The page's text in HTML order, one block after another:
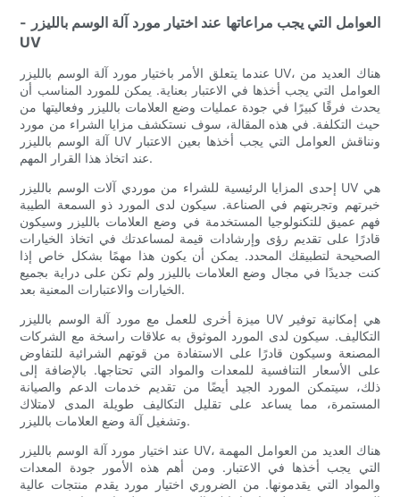
- العوامل التي يجب مراعاتها عند اختيار مورد آلة الوسم بالليزر
UV
عندما يتعلق الأمر باختيار مورد آلة الوسم بالليزر UV، هناك العديد من
العوامل التي يجب أخذها في الاعتبار بعناية. يمكن للمورد المناسب أن
يحدث فرقًا كبيرًا في جودة عمليات وضع العلامات بالليزر وفعاليتها من
حيث التكلفة. في هذه المقالة، سوف نستكشف مزايا الشراء من مورد
آلة الوسم بالليزر UV ونناقش العوامل التي يجب أخذها بعين الاعتبار
عند اتخاذ هذا القرار المهم.
إحدى المزايا الرئيسية للشراء من موردي آلات الوسم بالليزر UV هي
خبرتهم وتجربتهم في الصناعة. سيكون لدى المورد ذو السمعة الطيبة
فهم عميق للتكنولوجيا المستخدمة في وضع العلامات بالليزر وسيكون
قادرًا على تقديم رؤى وإرشادات قيمة لمساعدتك في اتخاذ الخيارات
الصحيحة لتطبيقك المحدد. يمكن أن يكون هذا مهمًا بشكل خاص إذا
كنت جديدًا في مجال وضع العلامات بالليزر ولم تكن على دراية بجميع
الخيارات والاعتبارات المعنية بعد.
ميزة أخرى للعمل مع مورد آلة الوسم بالليزر UV هي إمكانية توفير
التكاليف. سيكون لدى المورد الموثوق به علاقات راسخة مع الشركات
المصنعة وسيكون قادرًا على الاستفادة من قوتهم الشرائية للتفاوض
على الأسعار التنافسية للمعدات والمواد التي تحتاجها. بالإضافة إلى
ذلك، سيتمكن المورد الجيد أيضًا من تقديم خدمات الدعم والصيانة
المستمرة، مما يساعد على تقليل التكاليف طويلة المدى لامتلاك
وتشغيل آلة وضع العلامات بالليزر.
عند اختيار مورد آلة الوسم بالليزر UV، هناك العديد من العوامل المهمة
التي يجب أخذها في الاعتبار. ومن أهم هذه الأمور جودة المعدات
والمواد التي يقدمونها. من الضروري اختيار مورد يقدم منتجات عالية